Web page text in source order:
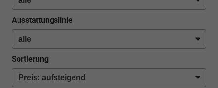
Ausstattungslinie
Sortierung